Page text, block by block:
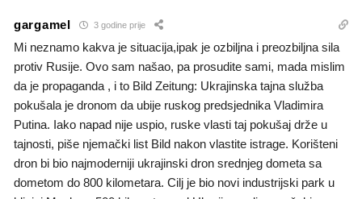
gargamel 3 godine prije
Mi neznamo kakva je situacija,ipak je ozbiljna i preozbiljna sila
protiv Rusije. Ovo sam našao, pa prosudite sami, mada mislim
da je propaganda , i to Bild Zeitung: Ukrajinska tajna služba
pokušala je dronom da ubije ruskog predsjednika Vladimira
Putina. Iako napad nije uspio, ruske vlasti taj pokušaj drže u
tajnosti, piše njemački list Bild nakon vlastite istrage. Korišteni
dron bi bio najmoderniji ukrajinski dron srednjeg dometa sa
dometom do 800 kilometara. Cilj je bio novi industrijski park u